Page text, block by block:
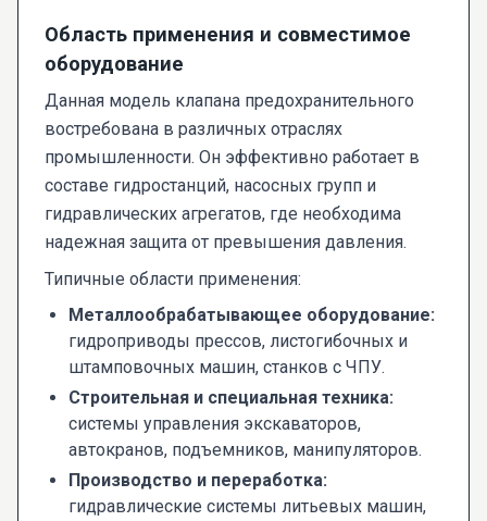
Область применения и совместимое
оборудование
Данная модель клапана предохранительного
востребована в различных отраслях
промышленности. Он эффективно работает в
составе гидростанций, насосных групп и
гидравлических агрегатов, где необходима
надежная защита от превышения давления.
Типичные области применения:
Металлообрабатывающее оборудование:
гидроприводы прессов, листогибочных и
штамповочных машин, станков с ЧПУ.
Строительная и специальная техника:
системы управления экскаваторов,
автокранов, подъемников, манипуляторов.
Производство и переработка:
гидравлические системы литьевых машин,